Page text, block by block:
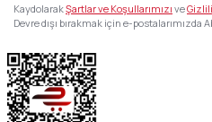
KaydolarakŞartlar ve Koşullarımızı ve
Devre dışı bırakmak için e-postalarımızda